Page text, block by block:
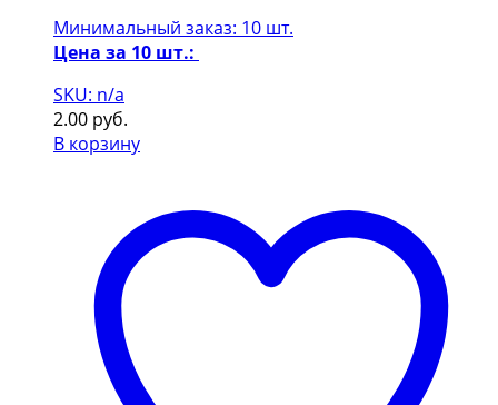
Минимальный заказ: 10 шт.
Цена за 10 шт.:
SKU: n/a
2.00 руб.
В корзину